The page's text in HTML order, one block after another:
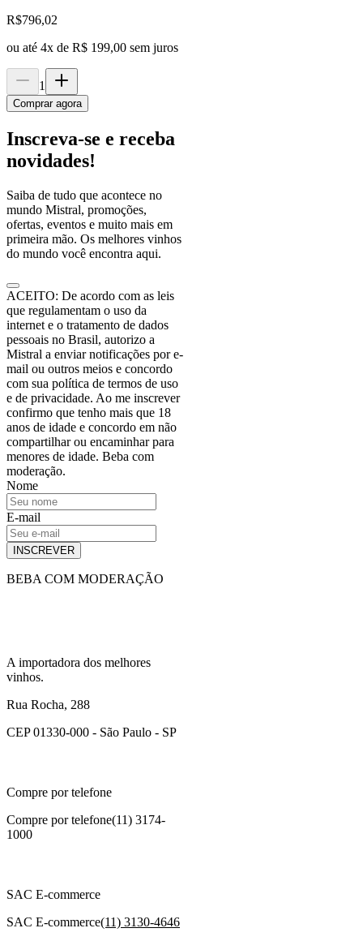
R$796,02
ou até 4x de R$ 199,00 sem juros
1
Comprar agora
Inscreva-se e receba
novidades!
Saiba de tudo que acontece no
mundo Mistral, promoções,
ofertas, eventos e muito mais em
primeira mão. Os melhores vinhos
do mundo você encontra aqui.
ACEITO: De acordo com as leis
que regulamentam o uso da
internet e o tratamento de dados
pessoais no Brasil, autorizo a
Mistral a enviar notificações por e-
mail ou outros meios e concordo
com sua política de termos de uso
e de privacidade. Ao me inscrever
confirmo que tenho mais que 18
anos de idade e concordo em não
compartilhar ou encaminhar para
menores de idade. Beba com
moderação.
Nome
E-mail
INSCREVER
BEBA COM MODERAÇÃO
A importadora dos melhores
vinhos.
Rua Rocha, 288
CEP 01330-000 - São Paulo - SP
Compre por telefone
Compre por telefone(11) 3174-
1000
SAC E-commerce
SAC E-commerce(11) 3130-4646